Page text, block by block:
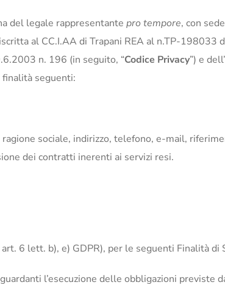
del legale rappresentante pro tempore, con
al CC.I.AA di Trapani REA al n.TP-198033
n. 196 (in seguito, “Codice Privacy”) e
finalità seguenti:
sociale, indirizzo, telefono, e-mail,
dei contratti inerenti ai servizi resi.
6 lett. b), e) GDPR), per le seguenti Finalità di
l’esecuzione delle obbligazioni previste